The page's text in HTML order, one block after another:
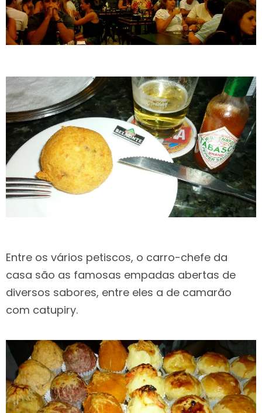
Entre os vários petiscos, o carro-chefe da
casa são as famosas empadas abertas de
diversos sabores, entre eles a de camarão
com catupiry.